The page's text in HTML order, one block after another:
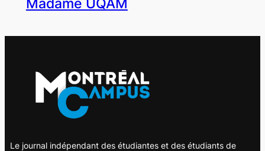
Madame UQAM
Le journal indépendant des étudiantes et des étudiants de